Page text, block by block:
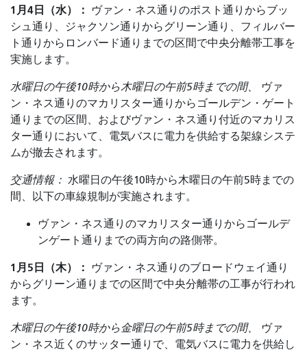
1月4日（水）：
ヴァン・ネス通りのポスト通りからブッ
シュ通り、ジャクソン通りからグリーン通り、フィルバー
ト通りからロンバード通りまでの区間で中央分離帯工事を
実施します。
水曜日の午後10時から木曜日の午前5時までの間、
ヴァ
ン・ネス通りのマカリスター通りからゴールデン・ゲート
通りまでの区間、およびヴァン・ネス通り付近のマカリス
ター通りにおいて、電気バスに電力を供給する架線システ
ムが撤去されます。
交通情報： 水曜日の午後10時から木曜日の午前5時までの
間、以下の車線規制が実施されます。
ヴァン・ネス通りのマカリスター通りからゴールデ
ンゲート通りまでの両方向の路側帯。
1月5日（木）：
ヴァン・ネス通りのブロードウェイ通り
からグリーン通りまでの区間で中央分離帯の工事が行われ
ます。
木曜日の午後10時から金曜日の午前5時までの間、
ヴァ
ン・ネス近くのサッター通りで、電気バスに電力を供給し